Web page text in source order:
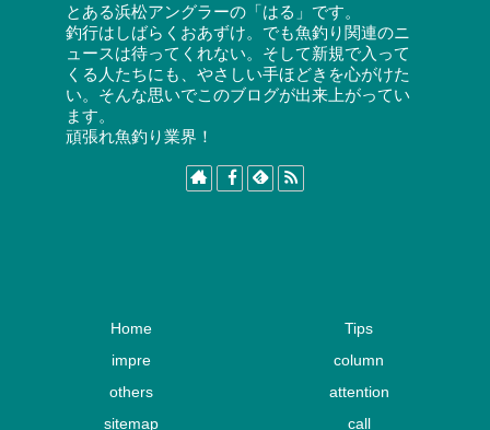
とある浜松アングラーの「はる」です。
釣行はしばらくおあずけ。でも魚釣り関連のニ
ュースは待ってくれない。そして新規で入って
くる人たちにも、やさしい手ほどきを心がけた
い。そんな思いでこのブログが出来上がってい
ます。
頑張れ魚釣り業界！
Home
Tips
impre
column
others
attention
sitemap
call